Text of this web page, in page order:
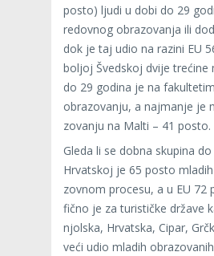
posto) ljudi u dobi do 29
redov­nog obra­zo­va­nja ili
dok je taj udio na razini EU
bo­ljoj Šved­skoj dvije tre­ćine
do 29 godina je na
obra­zo­va­nju, a naj­ma­nje je
zo­va­nju na Malti – 41 posto.
Gleda li se dobna sku­pina
Hrvat­skoj je 65 posto
zov­nom pro­cesu, a u EU 72
fično je za turis­tičke države
njol­ska, Hrvat­ska, Cipar,
veći udio mla­dih